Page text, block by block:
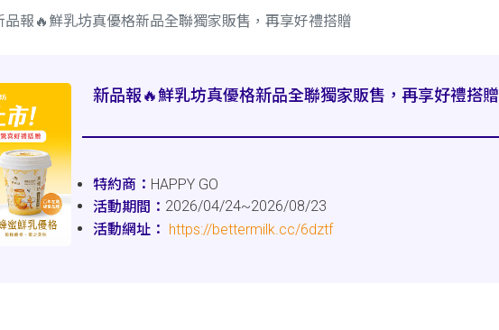
品報🔥鮮乳坊真優格新品全聯獨家販售，再享好禮搭贈
新品報🔥鮮乳坊真優格新品全聯獨家販售，再享好禮搭贈
HAPPY GO
2026/04/24~2026/08/23
https://bettermilk.cc/6dztf